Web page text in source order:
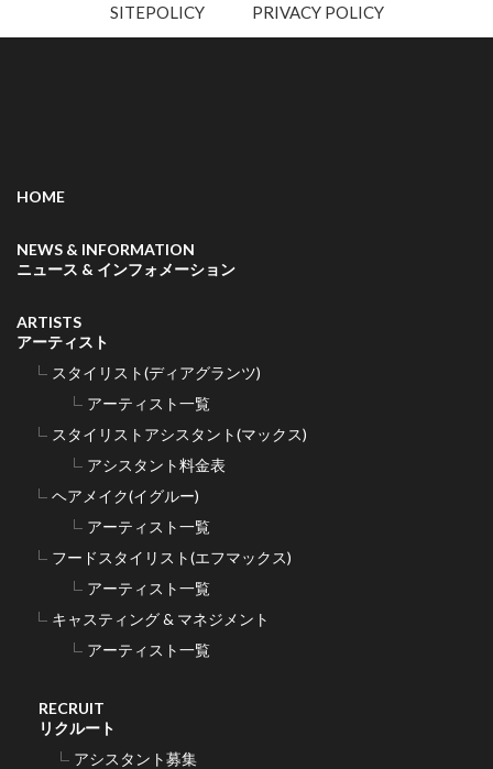
SITEPOLICY PRIVACY POLICY
HOME
NEWS & INFORMATION
ニュース & インフォメーション
ARTISTS
アーティスト
スタイリスト(ディアグランツ)
アーティスト一覧
スタイリストアシスタント(マックス)
アシスタント料金表
ヘアメイク(イグルー)
アーティスト一覧
フードスタイリスト(エフマックス)
アーティスト一覧
キャスティング & マネジメント
アーティスト一覧
RECRUIT
リクルート
アシスタント募集